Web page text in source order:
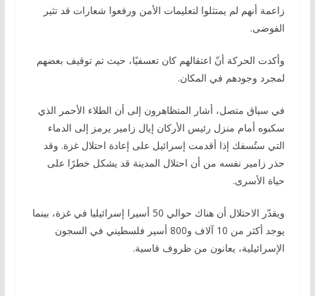
زاعمة أنهم لم يمتثلوا لتعليمات الأمن ورفعوا شعارات قد تثير
الفوضى.
وأكدت الحركة أنّ اعتقالهم كان تعسفيًا، حيث تم توقيف بعضهم
لمجرد وجودهم في المكان.
في سياق متصل، أشار المتظاهرون إلى أن الطلاء الأحمر الذي
سكبوه أمام منزل رئيس الأركان إيال زامير يرمز إلى الدماء
التي ستُسفك إذا أقدمت إسرائيل على إعادة احتلال غزة. وقد
حذر زامير نفسه من أن احتلال المدينة قد يشكل خطرًا على
حياة الأسرى.
ويقدّر الاحتلال أن هناك حوالي 50 أسيرا إسرائيليا في غزة، بينما
يوجد أكثر من 10 آلاف و800 أسير فلسطيني في السجون
الإسرائيلية، يعانون من ظروف قاسية.